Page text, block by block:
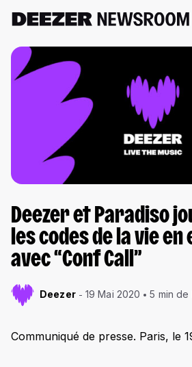
Deezer et Paradiso
les codes de la vie
avec “Conf Call”
Deezer 19 Mai 2020 5 min de
Communiqué de presse. Paris, le